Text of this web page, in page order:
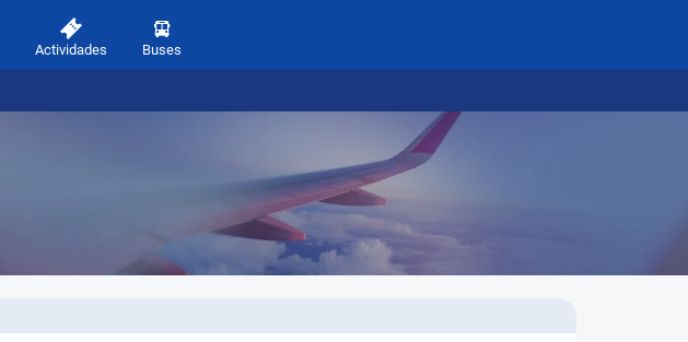
Actividades Buses